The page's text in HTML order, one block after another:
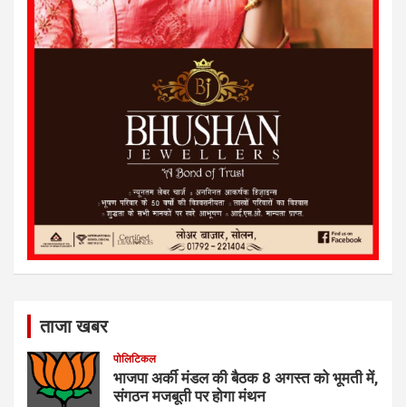
ताजा खबर
पोलिटिकल
भाजपा अर्की मंडल की बैठक 8 अगस्त को भूमती में,
संगठन मजबूती पर होगा मंथन